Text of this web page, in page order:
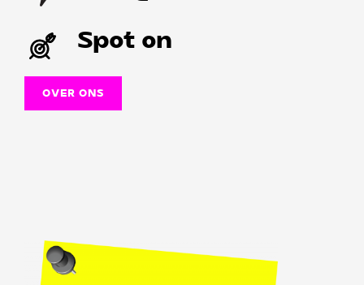
Spot on
OVER ONS